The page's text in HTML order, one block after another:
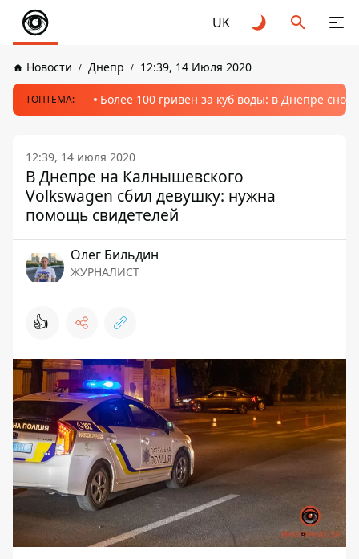
UK
Новости Днепр 12:39, 14 Июля 2020
ТОПТЕМА: Более 100 гривен за куб воды: в Днепре
12:39, 14 июля 2020
В Днепре на Калнышевского
Volkswagen сбил девушку: нужна
помощь свидетелей
Олег Бильдин
ЖУРНАЛИСТ
👍